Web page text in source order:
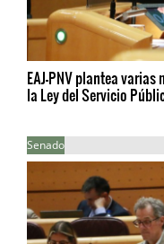
EAJ-PNV plantea
la Ley del Servicio
Senado